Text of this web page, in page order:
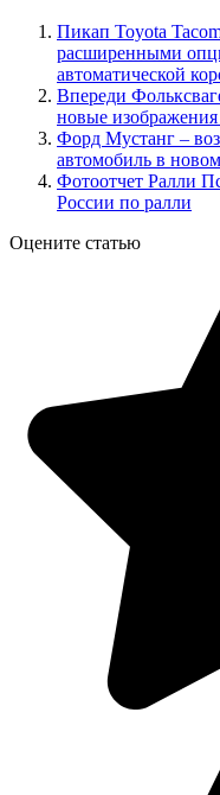
Пикап Toyota
расширенными
автоматической
Впереди
новые
Форд Мустанг –
автомобиль в
Фотоотчет Ралли
России по ралли
Оцените статью